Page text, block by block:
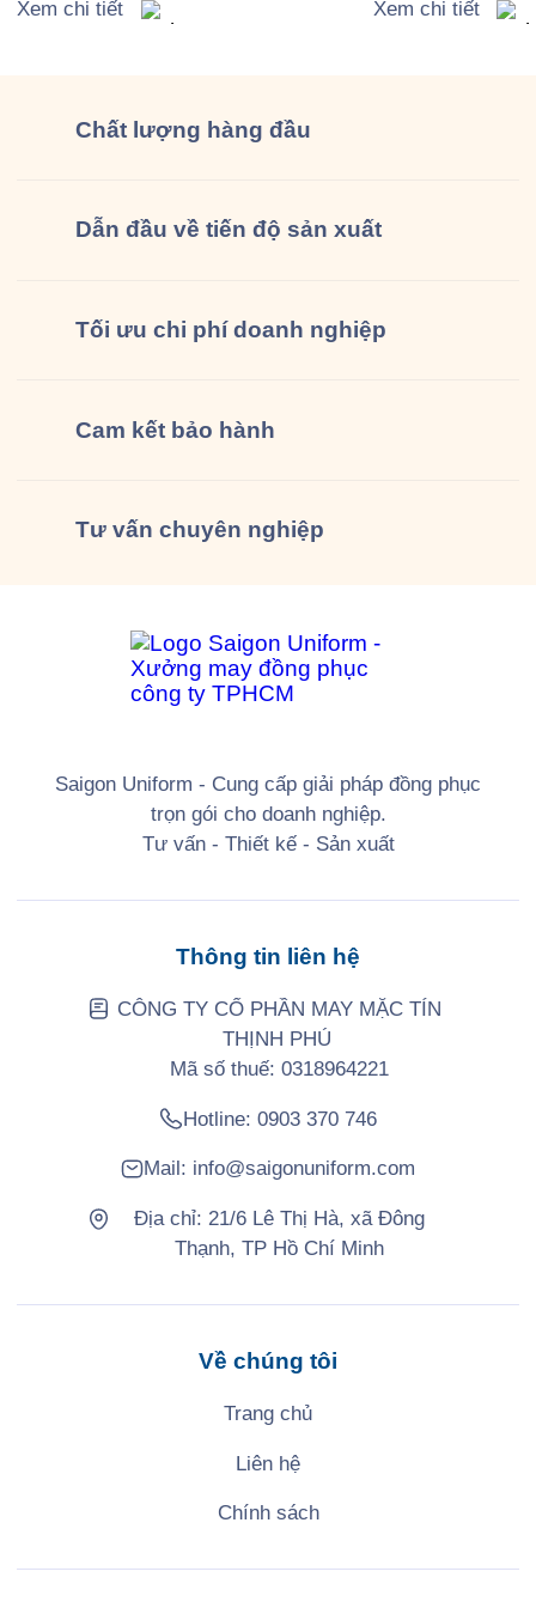
Trường “Reduce Reuse
Xem chi tiết
Lịch Hội An
Xem chi tiết
Chất lượng hàng đầu
Dẫn đầu về tiến độ sản xuất
Tối ưu chi phí doanh nghiệp
Cam kết bảo hành
Tư vấn chuyên nghiệp
Saigon Uniform - Cung cấp giải pháp đồng phục
trọn gói cho doanh nghiệp.
Tư vấn - Thiết kế - Sản xuất
Thông tin liên hệ
CÔNG TY CỔ PHẦN MAY MẶC TÍN
THỊNH PHÚ
Mã số thuế: 0318964221
Hotline: 0903 370 746
Mail: info@saigonuniform.com
Địa chỉ: 21/6 Lê Thị Hà, xã Đông
Thạnh, TP Hồ Chí Minh
Về chúng tôi
Trang chủ
Liên hệ
Chính sách